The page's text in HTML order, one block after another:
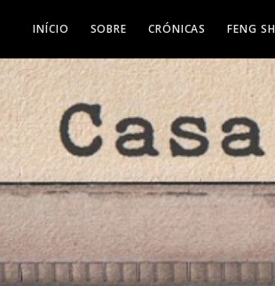
INÍCIO SOBRE CRÓNICAS FENG